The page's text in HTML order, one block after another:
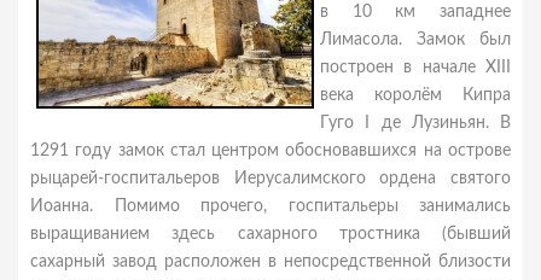
в 10 км западнее
Лимасола. Замок был
построен в начале XIII
века королём Кипра
Гуго I де Лузиньян. В
1291 году замок стал центром обосновавшихся на острове
рыцарей-госпитальеров Иерусалимского ордена святого
Иоанна. Помимо прочего, госпитальеры занимались
выращиванием здесь сахарного тростника (бывший
сахарный завод расположен в непосредственной близости